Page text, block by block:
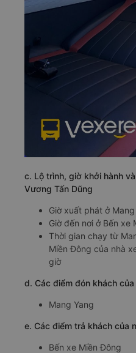
c. Lộ trình, giờ khởi hành
Vương Tấn Dũng
Giờ xuất phát ở
Giờ đến nơi ở Bến xe
Thời gian chạy từ
Miền Đông của nhà
giờ
d. Các điểm đón khách
Mang Yang
e. Các điểm trả khách của
Bến xe Miền Đông